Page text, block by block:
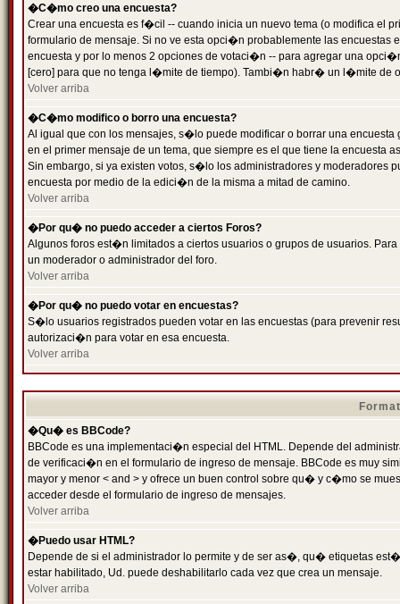
�C�mo creo una encuesta?
Crear una encuesta es f�cil -- cuando inicia un nuevo tema (o modifica el
formulario de mensaje. Si no ve esta opci�n probablemente las
encuesta y por lo menos 2 opciones de votaci�n -- para agregar una
[cero] para que no tenga l�mite de tiempo). Tambi�n habr� un l�mite de
Volver arriba
�C�mo modifico o borro una encuesta?
Al igual que con los mensajes, s�lo puede modificar o borrar una
en el primer mensaje de un tema, que siempre es el que tiene la encuesta
Sin embargo, si ya existen votos, s�lo los administradores y moderadores
encuesta por medio de la edici�n de la misma a mitad de camino.
Volver arriba
�Por qu� no puedo acceder a ciertos Foros?
Algunos foros est�n limitados a ciertos usuarios o grupos de usuarios.
un moderador o administrador del foro.
Volver arriba
�Por qu� no puedo votar en encuestas?
S�lo usuarios registrados pueden votar en las encuestas (para prevenir
autorizaci�n para votar en esa encuesta.
Volver arriba
�Qu� es BBCode?
BBCode es una implementaci�n especial del HTML. Depende del
de verificaci�n en el formulario de ingreso de mensaje. BBCode es muy
mayor y menor < and > y ofrece un buen control sobre qu� y c�mo se
acceder desde el formulario de ingreso de mensajes.
Volver arriba
�Puedo usar HTML?
Depende de si el administrador lo permite y de ser as�, qu� etiquetas
estar habilitado, Ud. puede deshabilitarlo cada vez que crea un mensaje.
Volver arriba